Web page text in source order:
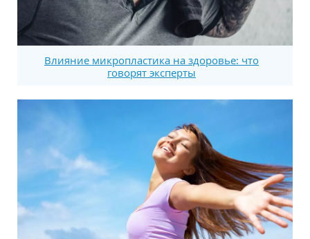
Влияние микропластика на здоровье: что
говорят эксперты